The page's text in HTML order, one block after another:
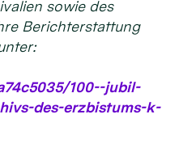
sowie des
Berichterstattung
100--jubil-
des-erzbistums-k-